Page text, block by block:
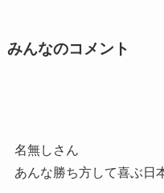
みんなのコメント
名無しさん
あんな勝ち方して喜ぶ日